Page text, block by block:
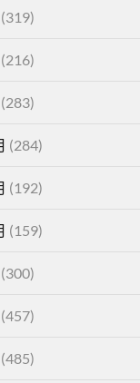
(319)
(216)
(283)
(284)
(192)
(159)
(300)
(457)
(485)